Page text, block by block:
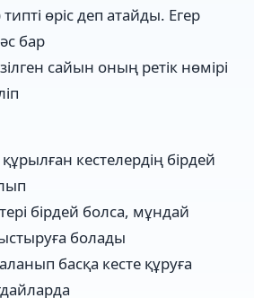
өріс деп атайды. Егер
бар
сайын оның ретік нөмірі
кестелердің бірдей
бірдей болса, мұндай
болады
басқа кесте құруға